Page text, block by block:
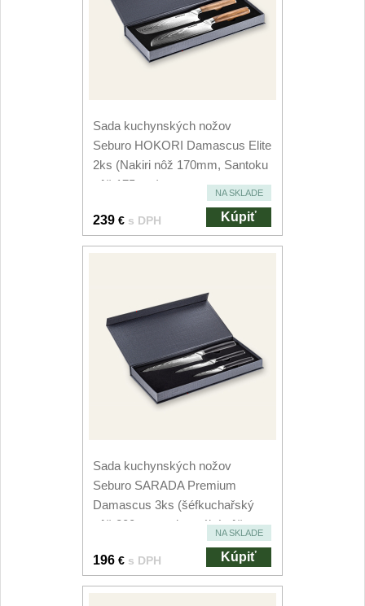
2
Nože s pevnou čepeľou
Špeciálne nože
Ostrenie nožov
Brusné kameny
Sada kuchynských nožov
Seburo HOKORI Damascus Elite
2ks (Nakiri nôž 170mm, Santoku
nôž 175mm)
NA SKLADE
239 € s DPH Kúpiť
Sada kuchynských nožov
Seburo SARADA Premium
Damascus 3ks (šéfkuchařský
nôž 200mm, univerzální nôž...
NA SKLADE
196 € s DPH Kúpiť